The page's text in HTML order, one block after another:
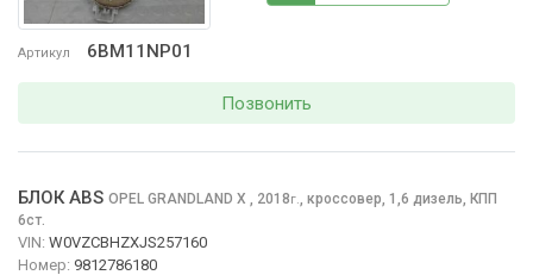
Артикул 6BM11NP01
Позвонить
БЛОК ABS OPEL GRANDLAND X , 2018г. кроссовер, 1,6 дизель, КПП
6ст.
VIN: W0VZCBHZXJS257160
Номер: 9812786180